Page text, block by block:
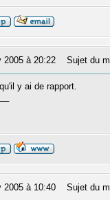
2005 à 20:22 Sujet du
y ai de rapport.
2005 à 10:40 Sujet du